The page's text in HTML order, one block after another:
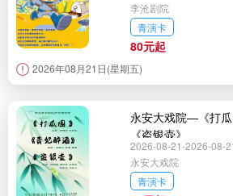
李沧剧院
青演卡
80元起
2026年08月21日(星期五)
永安大戏院—《打瓜
《盗银壶》
2026-08-21-2026-08-
永安大戏院
青演卡